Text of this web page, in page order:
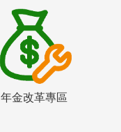
年金改革專區